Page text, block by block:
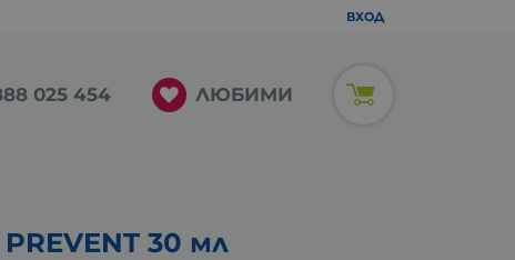
ВХОД
025 454 ЛЮБИМИ
30 мл